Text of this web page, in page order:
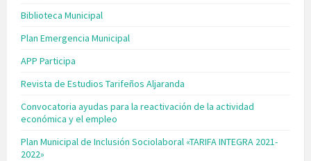
Biblioteca Municipal
Plan Emergencia Municipal
APP Participa
Revista de Estudios Tarifeños Aljaranda
Convocatoria ayudas para la reactivación de la actividad
económica y el empleo
Plan Municipal de Inclusión Sociolaboral «TARIFA INTEGRA 2021-
2022»